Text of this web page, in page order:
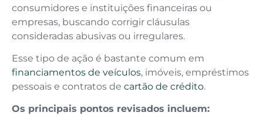
consumidores e instituições financeiras ou
empresas, buscando corrigir cláusulas
consideradas abusivas ou irregulares.
Esse tipo de ação é bastante comum em
financiamentos de veículos, imóveis, empréstimos
pessoais e contratos de cartão de crédito.
Os principais pontos revisados incluem: